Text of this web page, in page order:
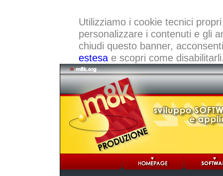
Utilizziamo i cookie tecnici
personalizzare i contenuti e gli
chiudi questo banner,
estesae scopri come